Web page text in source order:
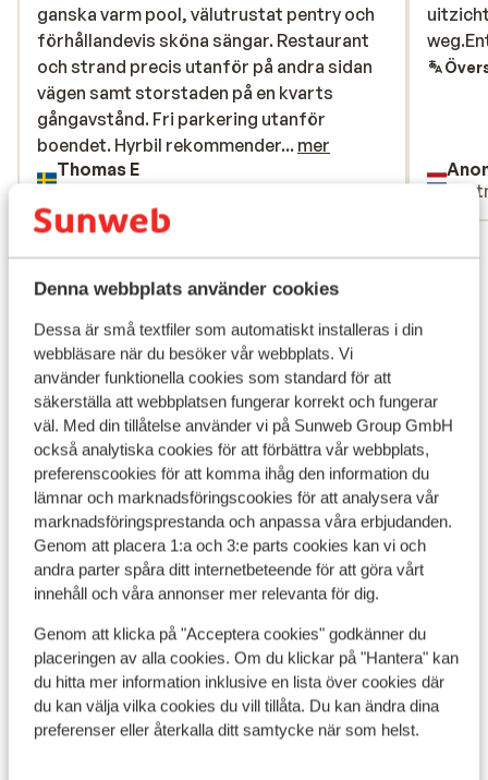
Denna webbplats använder cookies
Dessa är små textfiler som automatiskt installeras i din
webbläsare när du besöker vår webbplats. Vi
använder funktionella cookies som standard för att
säkerställa att webbplatsen fungerar korrekt och fungerar
väl. Med din tillåtelse använder vi på Sunweb Group GmbH
också analytiska cookies för att förbättra vår webbplats,
preferenscookies för att komma ihåg den information du
lämnar och marknadsföringscookies för att analysera vår
marknadsföringsprestanda och anpassa våra erbjudanden.
Genom att placera 1:a och 3:e parts cookies kan vi och
andra parter spåra ditt internetbeteende för att göra vårt
innehåll och våra annonser mer relevanta för dig.
Genom att klicka på "Acceptera cookies" godkänner du
placeringen av alla cookies. Om du klickar på "Hantera" kan
du hitta mer information inklusive en lista över cookies där
du kan välja vilka cookies du vill tillåta. Du kan ändra dina
preferenser eller återkalla ditt samtycke när som helst.
ganska varm pool, välutrustat pentry och
förhållandevis sköna sängar. Restaurant
och strand precis utanför på andra sidan
vägen samt storstaden på en kvarts
gångavstånd. Fri parkering utanför
boendet. Hyrbil rekommenderas så man
kan nå de fina byarna och stränderna I
boendet såhär I slutet av oktober,
på kvällarna.
ganska varm pool, välutrustat pentry och
förhållandevis sköna sängar. Restaurant
och strand precis utanför på andra sidan
vägen samt storstaden på en kvarts
gångavstånd. Fri parkering utanför
boendet. Hyrbil rekommender... mer
Thomas E
Läge
Visa på karta
I området
Avstånd till stranden ca 100 m (sandstrand)
I utkanten av centrum
Avstånd till flygplats ca 105 km
Avstånd till uttagsautomat ca 1 km
Närmaste butiker ca 5 km
Närmaste kiosk ca 1 km